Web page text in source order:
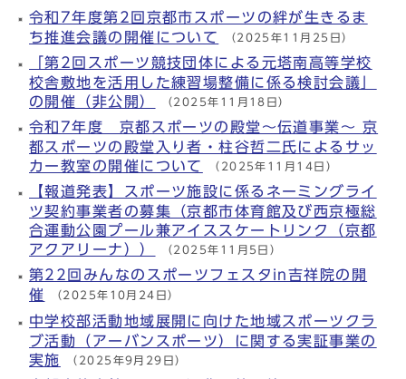
令和7年度第2回京都市スポーツの絆が生きるま
ち推進会議の開催について （2025年11月25日）
「第2回スポーツ競技団体による元塔南高等学校
校舎敷地を活用した練習場整備に係る検討会議」
の開催（非公開）
（2025年11月18日）
令和7年度 京都スポーツの殿堂～伝道事業～ 京
都スポーツの殿堂入り者・柱谷哲二氏によるサッ
カー教室の開催について
（2025年11月14日）
【報道発表】スポーツ施設に係るネーミングライ
ツ契約事業者の募集（京都市体育館及び西京極総
合運動公園プール兼アイススケートリンク（京都
アクアリーナ））
（2025年11月5日）
第22回みんなのスポーツフェスタin吉祥院の開
催 （2025年10月24日）
中学校部活動地域展開に向けた地域スポーツクラ
ブ活動（アーバンスポーツ）に関する実証事業の
実施
（2025年9月29日）